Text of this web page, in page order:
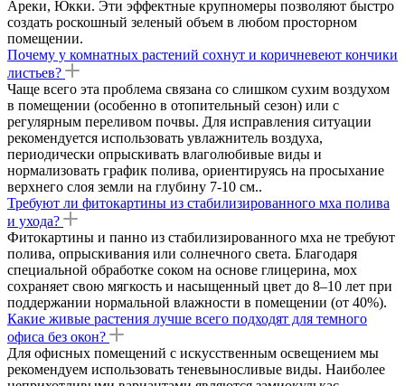
Ареки, Юкки. Эти эффектные крупномеры позволяют быстро
создать роскошный зеленый объем в любом просторном
помещении.
Почему у комнатных растений сохнут и коричневеют кончики
листьев?
Чаще всего эта проблема связана со слишком сухим воздухом
в помещении (особенно в отопительный сезон) или с
регулярным переливом почвы. Для исправления ситуации
рекомендуется использовать увлажнитель воздуха,
периодически опрыскивать влаголюбивые виды и
нормализовать график полива, ориентируясь на просыхание
верхнего слоя земли на глубину 7-10 см..
Требуют ли фитокартины из стабилизированного мха полива
и ухода?
Фитокартины и панно из стабилизированного мха не требуют
полива, опрыскивания или солнечного света. Благодаря
специальной обработке соком на основе глицерина, мох
сохраняет свою мягкость и насыщенный цвет до 8–10 лет при
поддержании нормальной влажности в помещении (от 40%).
Какие живые растения лучше всего подходят для темного
офиса без окон?
Для офисных помещений с искусственным освещением мы
рекомендуем использовать теневыносливые виды. Наиболее